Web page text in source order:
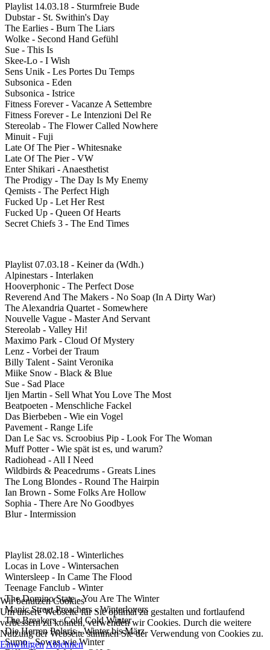
Playlist 14.03.18 - Sturmfreie Bude
Dubstar - St. Swithin's Day
The Earlies - Burn The Liars
Wolke - Second Hand Gefühl
Sue - This Is
Skee-Lo - I Wish
Sens Unik - Les Portes Du Temps
Subsonica - Eden
Subsonica - Istrice
Fitness Forever - Vacanze A Settembre
Fitness Forever - Le Intenzioni Del Re
Stereolab - The Flower Called Nowhere
Minuit - Fuji
Late Of The Pier - Whitesnake
Late Of The Pier - VW
Enter Shikari - Anaesthetist
The Prodigy - The Day Is My Enemy
Qemists - The Perfect High
Fucked Up - Let Her Rest
Fucked Up - Queen Of Hearts
Secret Chiefs 3 - The End Times
Playlist 07.03.18 - Keiner da (Wdh.)
Alpinestars - Interlaken
Hooverphonic - The Perfect Dose
Reverend And The Makers - No Soap (In A Dirty War)
The Alexandria Quartet - Somewhere
Nouvelle Vague - Master And Servant
Stereolab - Valley Hi!
Maximo Park - Cloud Of Mystery
Lenz - Vorbei der Traum
Billy Talent - Saint Veronika
Miike Snow - Black & Blue
Sue - Sad Place
Ijen Martin - Sell What You Love The Most
Beatpoeten - Menschliche Fackel
Das Bierbeben - Wie ein Vogel
Pavement - Range Life
Dan Le Sac vs. Scroobius Pip - Look For The Woman
Muff Potter - Wie spät ist es, und warum?
Radiohead - All I Need
Wildbirds & Peacedrums - Greats Lines
The Long Blondes - Round The Hairpin
Ian Brown - Some Folks Are Hollow
Sophia - There Are No Goodbyes
Blur - Intermission
Playlist 28.02.18 - Winterliches
Locas in Love - Wintersachen
Wintersleep - In Came The Flood
Teenage Fanclub - Winter
The Domino State - You Are The Winter
Manic Street Preachers - Winterlovers
The Breakers - Cold Cold Winter
Die Herren Polaris - Winter bis März
Sumo - Sowas wie Winter
Wir benutzen Cookies
Um unsere Webseite für Sie optimal zu gestalten und fortlaufend
verbessern zu können, verwenden wir Cookies. Durch die weitere
Nutzung der Webseite stimmen Sie der Verwendung von Cookies zu.
EinwilligenAblehnen